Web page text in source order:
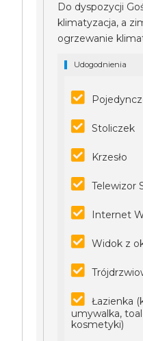
Do dyspozycji
klimatyzacja, a
ogrzewanie
Udogodnienia
Stoliczek
Krzesło
Telewizor
Internet
Widok z
Łazienka
umywalka,
kosmetyki)